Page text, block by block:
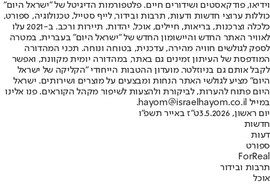
וידיאו, פודקאסטים ושידורים חיים. פלטפורמות הדיגיטל של "ישראל היום"
כוללות ערוצי חדשות ודעות, תרבות ובידור, לייף סטייל, טכנולוגיה, ספורט,
כלכלה וצרכנות, בריאות, חיילים, אוכל, יהדות, תיירות ורכב. ב-2021 עלו
לאוויר האתר החדש והיישומון החדש של "ישראל היום" בעברית, במטרה
לספק לגולשים חוויה מהירה, עדכנית, בטוחה ונוחה. תכני המהדורה
המודפסת של העיתון זמינים גם באתר, במהדורה יומית מקוונת, ואפשר
לקבל אותם גם בניוזלטר. מועדון ההטבות הייחודי "הקליקה של ישראל
היום" מציע לגולשי האתר הנחות ומבצעים על מוצרים ושירותים. ישראל
היום פתוח להערות, לביקורת ולהצעות לשיפור מקהל הקוראים. פנו אלינו
במייל hayom@israelhayom.co.il.
יום ראשון, 3.5.2026
ט"ז באייר תשפ"ו
חדשות
דעות
ספורט
ForReal
תרבות ובידור
אוכל